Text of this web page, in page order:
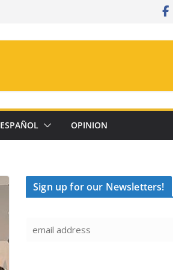
ESPAÑOL OPINION
Sign up for our Newsletters!